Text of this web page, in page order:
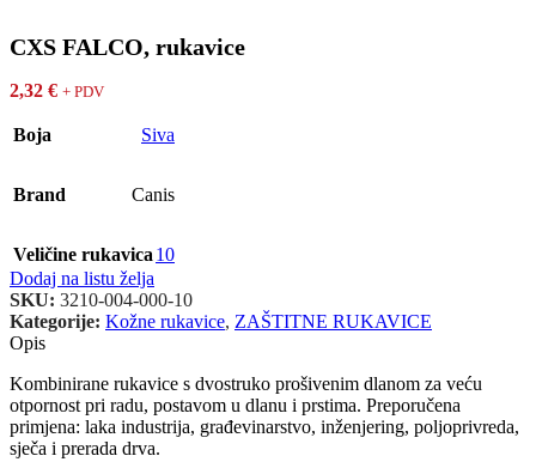
CXS FALCO, rukavice
2,32 € + PDV
Boja Siva
Brand Canis
Veličine rukavica 10
Dodaj na listu želja
SKU: 3210-004-000-10
Kategorije: Kožne rukavice, ZAŠTITNE RUKAVICE
Opis
Kombinirane rukavice s dvostruko prošivenim dlanom za veću
otpornost pri radu, postavom u dlanu i prstima. Preporučena
primjena: laka industrija, građevinarstvo, inženjering, poljoprivreda,
sječa i prerada drva.